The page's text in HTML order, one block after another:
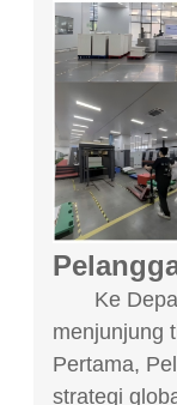
Ke
menjunjung
Pertama,
strategi